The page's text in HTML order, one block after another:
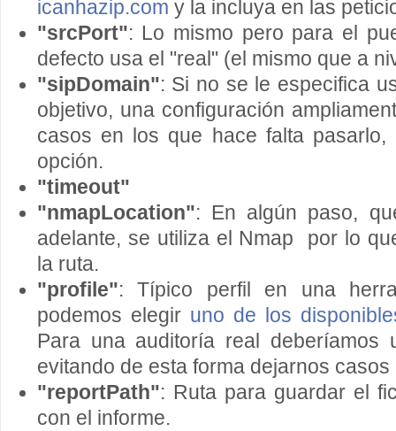
icanhazip.com y la incluya en las
"srcPort": Lo mismo pero para el
defecto usa el "real" (el mismo que a
"sipDomain": Si no se le especifica
objetivo, una configuración
casos en los que hace falta
opción.
"timeout"
"nmapLocation": En algún paso,
adelante, se utiliza el Nmap por lo
la ruta.
"profile": Típico perfil en una
podemos elegir uno de los
Para una auditoría real deberíamos
evitando de esta forma dejarnos
"reportPath": Ruta para guardar el
con el informe.